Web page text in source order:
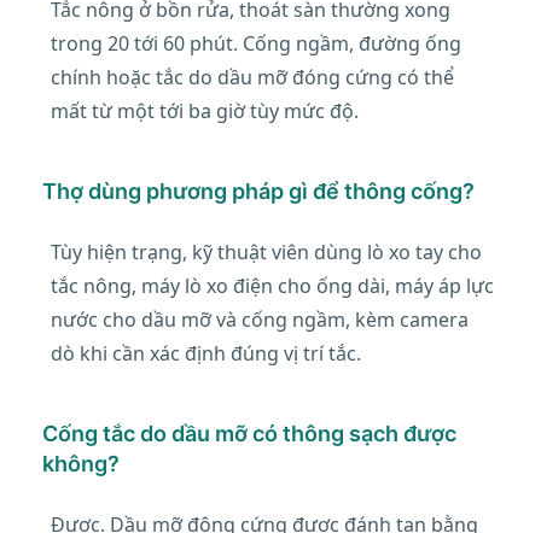
Tắc nông ở bồn rửa, thoát sàn thường xong
trong 20 tới 60 phút. Cống ngầm, đường ống
chính hoặc tắc do dầu mỡ đóng cứng có thể
mất từ một tới ba giờ tùy mức độ.
Thợ dùng phương pháp gì để thông cống?
Tùy hiện trạng, kỹ thuật viên dùng lò xo tay cho
tắc nông, máy lò xo điện cho ống dài, máy áp lực
nước cho dầu mỡ và cống ngầm, kèm camera
dò khi cần xác định đúng vị trí tắc.
Cống tắc do dầu mỡ có thông sạch được
không?
Được. Dầu mỡ đông cứng được đánh tan bằng